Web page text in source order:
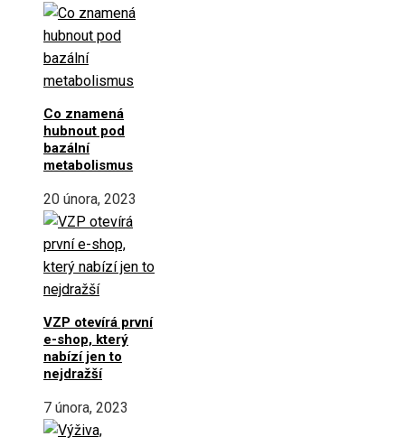
Co znamená
hubnout pod
bazální
metabolismus
20 února, 2023
VZP otevírá první
e-shop, který
nabízí jen to
nejdražší
7 února, 2023